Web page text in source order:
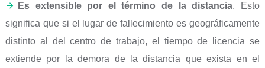
Es extensible por el término de la distancia. Esto
significa que si el lugar de fallecimiento es geográficamente
distinto al del centro de trabajo, el tiempo de licencia se
extiende por la demora de la distancia que exista en el